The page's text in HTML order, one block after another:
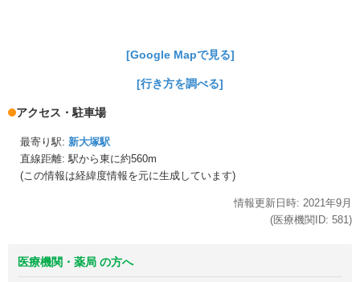
[Google Mapで見る]
[行き方を調べる]
アクセス・駐車場
最寄り駅: 新大塚駅
直線距離: 駅から東に約560m
(この情報は経緯度情報を元に生成しています)
情報更新日時: 2021年9月
(医療機関ID: 581 )
医療機関・薬局 の方へ